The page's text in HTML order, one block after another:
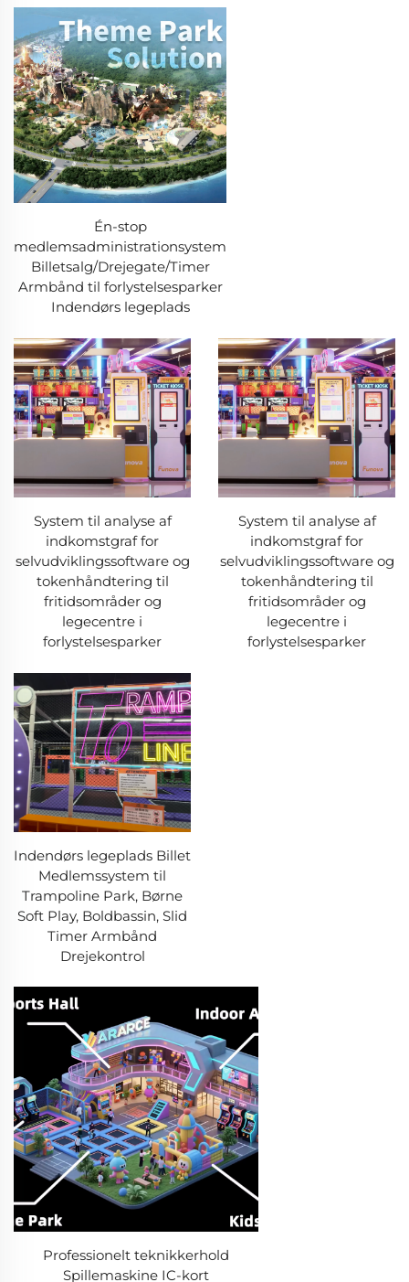
Én-stop
medlemsadministrationsystem
Billetsalg/Drejegate/Timer
Armbånd til forlystelsesparker
Indendørs legeplads
System til analyse af
indkomstgraf for
selvudviklingssoftware og
tokenhåndtering til
fritidsområder og
legecentre i
forlystelsesparker
System til analyse af
indkomstgraf for
selvudviklingssoftware og
tokenhåndtering til
fritidsområder og
legecentre i
forlystelsesparker
Indendørs legeplads Billet
Medlemssystem til
Trampoline Park, Børne
Soft Play, Boldbassin, Slid
Timer Armbånd
Drejekontrol
Professionelt teknikkerhold
Spillemaskine IC-kort